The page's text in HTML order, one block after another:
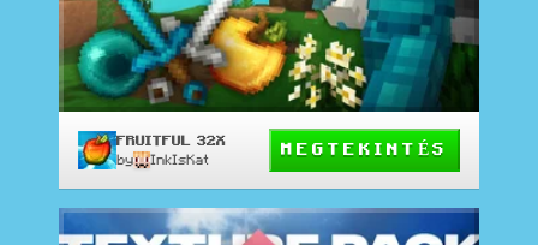
FRUITFUL 32X
by InkIsKat
MEGTEKINTÉS